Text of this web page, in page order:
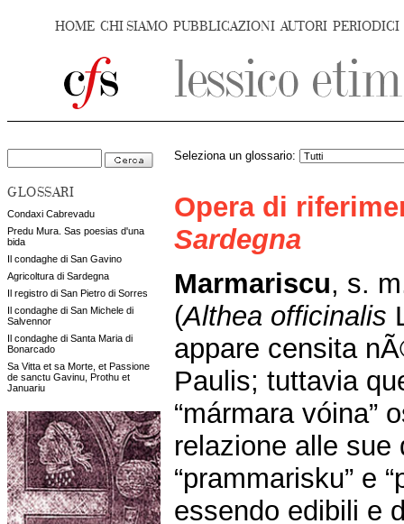
HOME CHI SIAMO PUBBLICAZIONI AUTORI PERIODICI
GLOSSARI
Condaxi Cabrevadu
Predu Mura. Sas poesias d'una
bida
Il condaghe di San Gavino
Agricoltura di Sardegna
Il registro di San Pietro di Sorres
Il condaghe di San Michele di
Salvennor
Il condaghe di Santa Maria di
Bonarcado
Sa Vitta et sa Morte, et Passione
de sanctu Gavinu, Prothu et
Januariu
Seleziona un glossario:
Opera di
Sardegna
Marmariscu, s.
(Althea officinalis
appare censita
Paulis; tuttavia
“mármara vóina”
relazione alle
“prammarisku” e
essendo edibili e